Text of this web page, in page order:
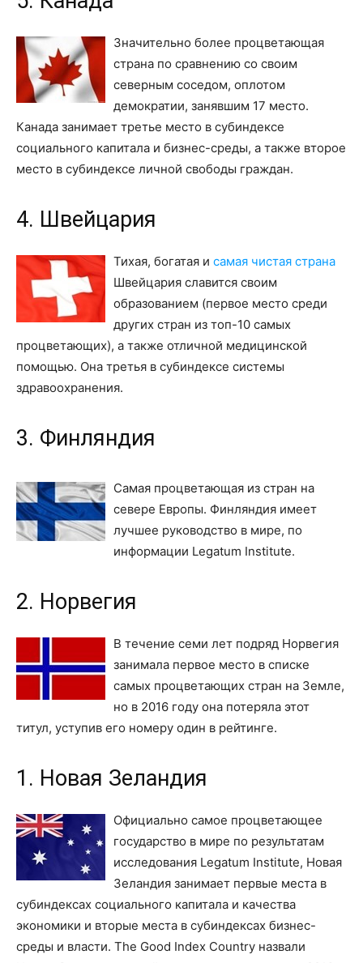
Значительно более процветающая
страна по сравнению со своим
северным соседом, оплотом
демократии, занявшим 17 место.
Канада занимает третье место в субиндексе
социального капитала и бизнес-среды, а также второе
место в субиндексе личной свободы граждан.
4. Швейцария
Тихая, богатая и самая чистая страна
Швейцария славится своим
образованием (первое место среди
других стран из топ-10 самых
процветающих), а также отличной медицинской
помощью. Она третья в субиндексе системы
здравоохранения.
3. Финляндия
Самая процветающая из стран на
севере Европы. Финляндия имеет
лучшее руководство в мире, по
информации Legatum Institute.
2. Норвегия
В течение семи лет подряд Норвегия
занимала первое место в списке
самых процветающих стран на Земле,
но в 2016 году она потеряла этот
титул, уступив его номеру один в рейтинге.
1. Новая Зеландия
Официально самое процветающее
государство в мире по результатам
исследования Legatum Institute, Новая
Зеландия занимает первые места в
субиндексах социального капитала и качества
экономики и вторые места в субиндексах бизнес-
среды и власти. The Good Index Country назвали